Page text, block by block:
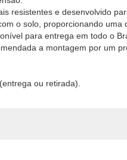
resistentes e desenvolvido
o solo, proporcionando uma
para entrega em todo o
a montagem por um
(entrega ou retirada).